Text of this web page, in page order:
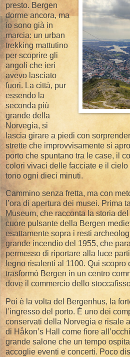
presto. Bergen
dorme ancora, ma
io sono già in
marcia: un urban
trekking mattutino
per scoprire gli
angoli che ieri
avevo lasciato
fuori. La città, pur
essendo la
seconda più
grande della
Norvegia, si
lascia girare a piedi con
strette che improvvisamente si
porto che spuntano tra le case, il
colori vivaci delle facciate e il
tono ogni dieci minuti.
Cammino senza fretta, ma con
l’ora di apertura dei musei. Prima
Museum, che racconta la storia
cuore pulsante della Bergen
esattamente sopra i resti
grande incendio del 1955, che
permesso di riportare alla luce
legno risalenti al 1100. Qui scopro
trasformò Bergen in un centro
dove il commercio dello
Poi è la volta del Bergenhus, la
l’ingresso del porto. È uno dei
conservati della Norvegia e risale
di Håkon’s Hall come fiore
grande salone che un tempo
accoglie eventi e concerti. Poco